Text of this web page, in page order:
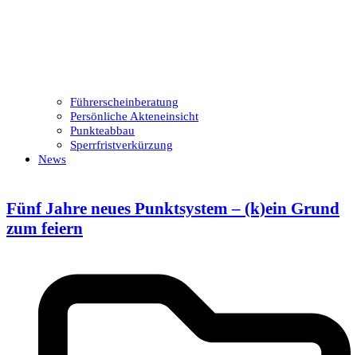
Führerscheinberatung
Persönliche Akteneinsicht
Punkteabbau
Sperrfristverkürzung
News
Fünf Jahre neues Punktsystem – (k)ein Grund
zum feiern